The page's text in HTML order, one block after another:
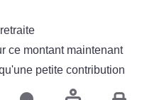
ce montant maintenant
petite contribution